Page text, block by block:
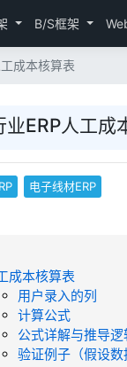
B/S框架
成本核算表
业ERP人工成
电子线材ERP
成本核算表
用户录入的列
计算公式
公式详解与推导逻
验证例子（假设数